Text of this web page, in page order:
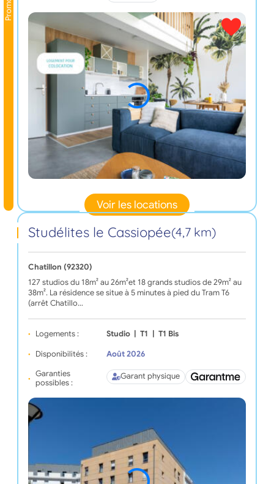
Promo
Voir les locations
Studélites le Cassiopée(4,7 km)
Chatillon (92320)
127 studios du 18m² au 26m²et 18 grands studios de 29m² au
38m². La résidence se situe à 5 minutes à pied du Tram T6
(arrêt Chatillo…
Logements : Studio | T1 | T1 Bis
Disponibilités :
Août 2026
Garanties
possibles :
Garant physique